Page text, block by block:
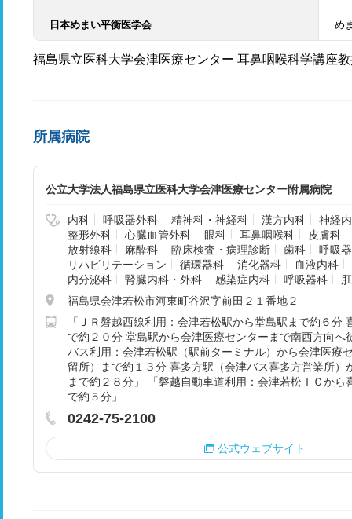
日本めまい平衡医学会 め
福島県立医科大学会津医療センター 耳鼻咽喉科学講座
所属病院
公立大学法人福島県立医科大学会津医療センター附属病院
内科 呼吸器外科 精神科・神経科 漢方内科
神経
整形外科
心臓血管外科 眼科 耳鼻咽喉科
皮膚科
放射線科
麻酔科 臨床検査・病理診断 歯科
呼吸
リハビリテーション
循環器科 消化器科
血液内科
内分泌科
腎臓内科・外科 感染症内科 呼吸器科
福島県会津若松市河東町谷沢字前田２１番地２
「ＪＲ磐越西線利用：会津若松駅から堂島駅まで約６分
で約２０分 堂島駅から会津医療センターまで南西方向へ
バス利用：会津若松駅（駅前ターミナル）から会津医療
留所）まで約１３分 喜多方駅（会津バス喜多方営業所）
まで約２８分」 「磐越自動車道利用：会津若松ＩＣから
で約５分」
0242-75-2100
公式ウェブサイト